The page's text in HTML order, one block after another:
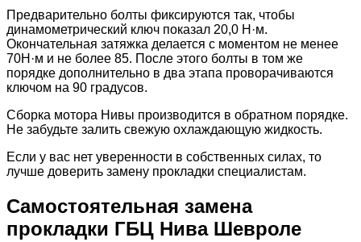
Предварительно болты фиксируются так, чтобы
динамометрический ключ показал 20,0 Н·м.
Окончательная затяжка делается с моментом не менее
70Н·м и не более 85. После этого болты в том же
порядке дополнительно в два этапа проворачиваются
ключом на 90 градусов.
Сборка мотора Нивы производится в обратном порядке.
Не забудьте залить свежую охлаждающую жидкость.
Если у вас нет уверенности в собственных силах, то
лучше доверить замену прокладки специалистам.
Самостоятельная замена
прокладки ГБЦ Нива Шевроле